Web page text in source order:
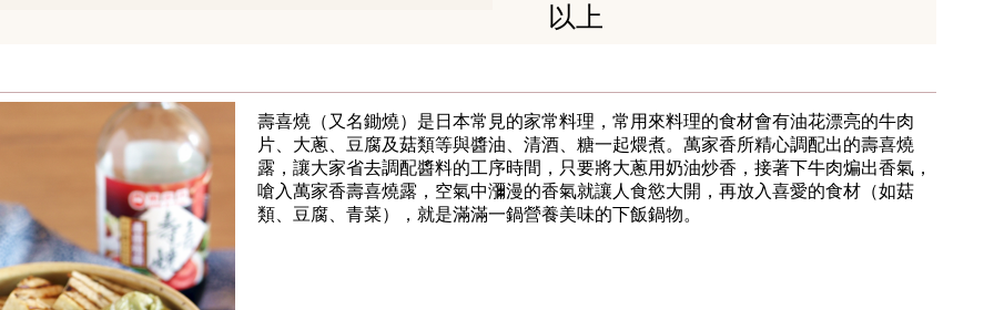
以上
壽喜燒（又名鋤燒）是日本常見的家常料理，常用來料理的食材會有油花漂亮的牛肉
片、大蔥、豆腐及菇類等與醬油、清酒、糖一起煨煮。萬家香所精心調配出的壽喜燒
露，讓大家省去調配醬料的工序時間，只要將大蔥用奶油炒香，接著下牛肉煸出香氣，
嗆入萬家香壽喜燒露，空氣中瀰漫的香氣就讓人食慾大開，再放入喜愛的食材（如菇
類、豆腐、青菜），就是滿滿一鍋營養美味的下飯鍋物。